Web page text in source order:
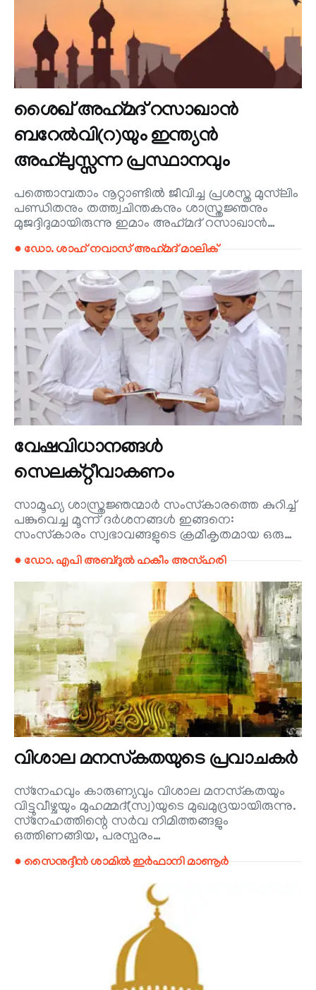
ശൈഖ് അഹ്‌മദ് റസാഖാൻ
ബറേൽവി(റ)യും ഇന്ത്യൻ
അഹ്‌ലുസ്സന്ന പ്രസ്ഥാനവും
പത്തൊമ്പതാം നൂറ്റാണ്ടിൽ ജീവിച്ച പ്രശസ്ത മുസ്‌ലിം
പണ്ഡിതനും തത്ത്വചിന്തകനും ശാസ്ത്രജ്ഞനും
മുജദ്ദിദുമായിരുന്നു ഇമാം അഹ്‌മദ് റസാഖാൻ…
● ഡോ. ശാഹ് നവാസ് അഹ്‌മദ് മാലിക്
വേഷവിധാനങ്ങൾ
സെലക്റ്റീവാകണം
സാമൂഹ്യ ശാസ്ത്രജ്ഞന്മാർ സംസ്‌കാരത്തെ കുറിച്ച്
പങ്കുവെച്ച മൂന്ന് ദർശനങ്ങൾ ഇങ്ങനെ:
സംസ്‌കാരം സ്വഭാവങ്ങളുടെ ക്രമീകൃതമായ ഒരു…
● ഡോ. എപി അബ്ദുൽ ഹകീം അസ്ഹരി
വിശാല മനസ്‌കതയുടെ പ്രവാചകർ
സ്‌നേഹവും കാരുണ്യവും വിശാല മനസ്‌കതയും
വിട്ടുവീഴ്ചയും മുഹമ്മദ്(സ്വ)യുടെ മുഖമുദ്രയായിരുന്നു.
സ്‌നേഹത്തിന്റെ സർവ നിമിത്തങ്ങളും
ഒത്തിണങ്ങിയ, പരസ്പരം…
● സൈനുദ്ദീൻ ശാമിൽ ഇർഫാനി മാണൂർ